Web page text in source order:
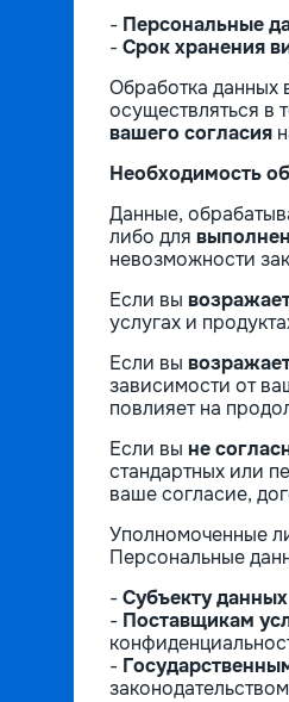
- Персональные
-Срок хранения
Обработка данных
осуществляться в
вашего согласия
Необходимость
Данные,
либо для
невозможности
Если вы
услугах и
Если вы
зависимости от
повлияет на
Если вы не
стандартных или
ваше согласие,
Уполномоченные
Персональные
-Субъекту данных
- Поставщикам
-